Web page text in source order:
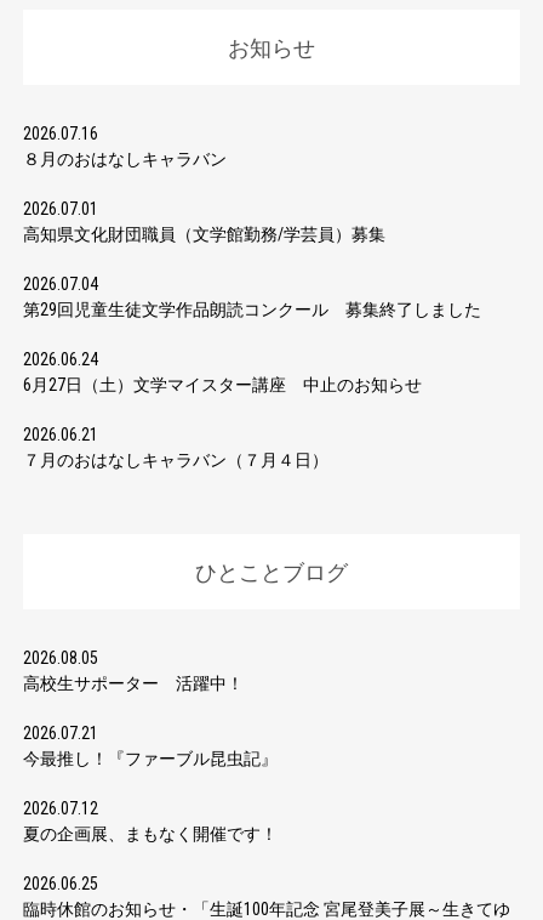
お知らせ
2026.07.16
８月のおはなしキャラバン
2026.07.01
高知県文化財団職員（文学館勤務/学芸員）募集
2026.07.04
第29回児童生徒文学作品朗読コンクール 募集終了しました
2026.06.24
6月27日（土）文学マイスター講座 中止のお知らせ
2026.06.21
７月のおはなしキャラバン（７月４日）
ひとことブログ
2026.08.05
高校生サポーター 活躍中！
2026.07.21
今最推し！『ファーブル昆虫記』
2026.07.12
夏の企画展、まもなく開催です！
2026.06.25
臨時休館のお知らせ・「生誕100年記念 宮尾登美子展～生きてゆ